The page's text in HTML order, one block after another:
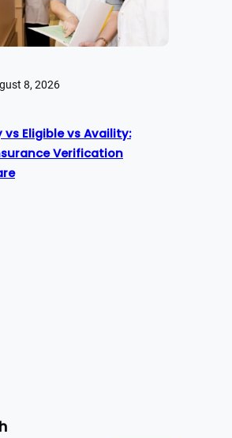
8, 2026
vs Eligible vs Availity:
Verification